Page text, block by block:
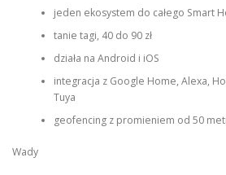
jeden ekosystem do całego Smart
tanie tagi, 40 do 90 zł
działa na Android i iOS
integracja z Google Home, Alexa,
Tuya
geofencing z promieniem od 50
Wady